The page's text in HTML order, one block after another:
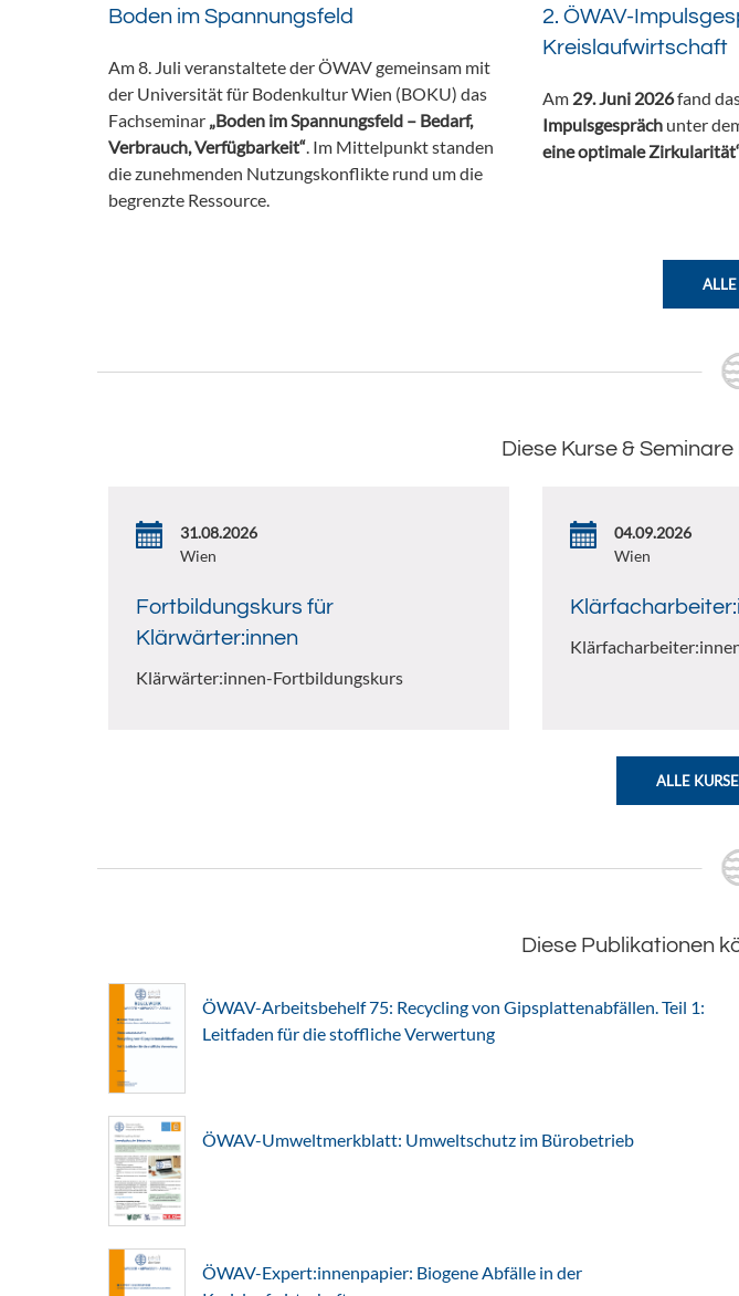
Boden im Spannungsfeld
Am 8. Juli veranstaltete der ÖWAV gemeinsam mit
der Universität für Bodenkultur Wien (BOKU) das
Fachseminar „Boden im Spannungsfeld – Bedarf,
Verbrauch, Verfügbarkeit“. Im Mittelpunkt standen
die zunehmenden Nutzungskonflikte rund um die
begrenzte Ressource.
2. ÖWAV-
Kreislaufwirtschaft
Am 29. Juni 2026fand
Impulsgesprächunter
eine optimale
Diese Kurse &
31.08.2026
Wien
Fortbildungskurs für
Klärwärter:innen
Klärwärter:innen-Fortbildungskurs
04.09.2026
Wien
ALLE
Diese Publikationen
ÖWAV-Arbeitsbehelf 75: Recycling von Gipsplattenabfällen. Teil 1:
Leitfaden für die stoffliche Verwertung
ÖWAV-Umweltmerkblatt: Umweltschutz im Bürobetrieb
ÖWAV-Expert:innenpapier: Biogene Abfälle in der